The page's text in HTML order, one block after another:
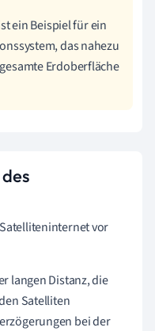
ein Beispiel für ein
das nahezu
Erdoberfläche
vor
langen Distanz, die
Satelliten
bei der